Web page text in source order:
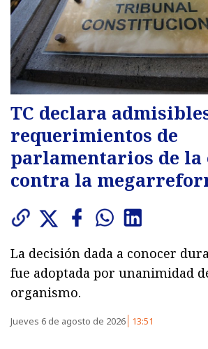
TC declara
requerimientos de
parlamentarios de la
contra la
La decisión dada a conocer
fue adoptada por unanimidad
organismo.
Jueves 6 de agosto de 2026 13:51